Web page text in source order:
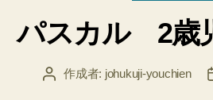
ゴ
リ
パスカル 2歳
投 作成者: johukuji-youchien